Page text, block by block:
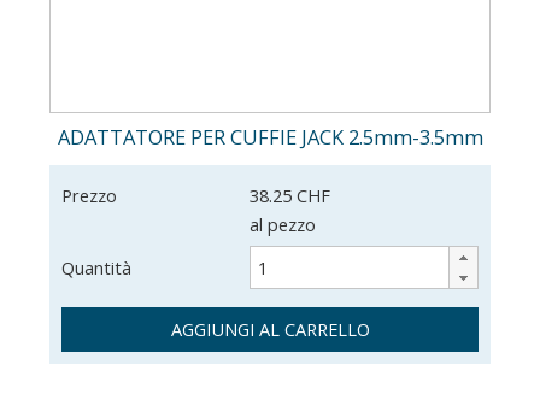
ADATTATORE PER CUFFIE JACK 2.5mm-3.5mm
Prezzo
38.25 CHF
al pezzo
Quantità
AGGIUNGI AL CARRELLO